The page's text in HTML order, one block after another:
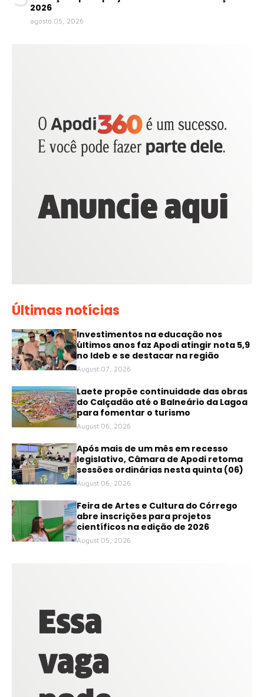
2026
agosto 05, 2026
Últimas notícias
Investimentos na educação nos
últimos anos faz Apodi atingir nota 5,9
no Ideb e se destacar na região
August 07, 2026
Laete propõe continuidade das obras
do Calçadão até o Balneário da Lagoa
para fomentar o turismo
August 06, 2026
Após mais de um mês em recesso
legislativo, Câmara de Apodi retoma
sessões ordinárias nesta quinta (06)
August 06, 2026
Feira de Artes e Cultura do Córrego
abre inscrições para projetos
científicos na edição de 2026
August 05, 2026